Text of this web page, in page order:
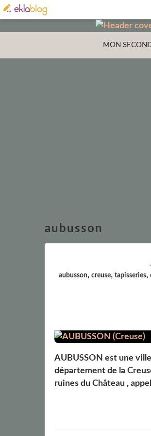
MON
aubusson
aubusson, creuse, tapisseries,
AUBUSSON est une
département de la
ruines du Château ,